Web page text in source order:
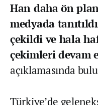
Han daha ön
medyada
çekildi ve hala
çekimleri devam
açıklamasında
Türkiye’de